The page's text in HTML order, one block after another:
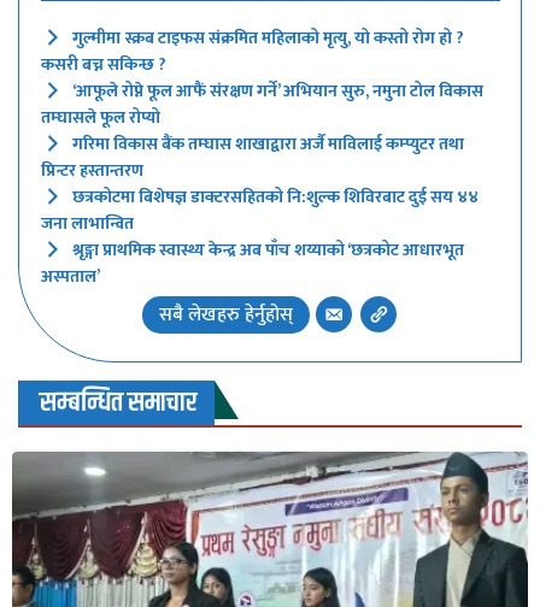
गुल्मीमा स्क्रब टाइफस संक्रमित महिलाको मृत्यु, यो कस्तो रोग हो ?
कसरी बच्न सकिन्छ ?
‘आफूले रोप्ने फूल आफैं संरक्षण गर्ने’ अभियान सुरु, नमुना टोल विकास
तम्घासले फूल रोप्यो
गरिमा विकास बैंक तम्घास शाखाद्वारा अर्जै माविलाई कम्प्युटर तथा
प्रिन्टर हस्तान्तरण
छत्रकोटमा बिशेषज्ञ डाक्टरसहितको नि:शुल्क शिविरबाट दुई सय ४४
जना लाभान्वित
श्रृङ्गा प्राथमिक स्वास्थ्य केन्द्र अब पाँच शय्याको ‘छत्रकोट आधारभूत
अस्पताल’
सबै लेखहरु हेर्नुहोस्
सम्बन्धित समाचार